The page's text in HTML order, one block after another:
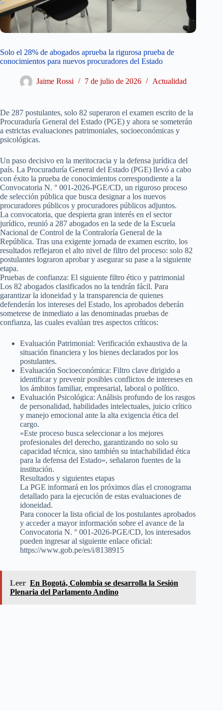
Solo el 28% de abogados aprueba la rigurosa prueba de
conocimientos para nuevos procuradores del Estado
Jaime Rossi 7 de julio de 2026 Actualidad
De 287 postulantes, solo 82 superaron el examen escrito de la
Procuraduría General del Estado (PGE) y ahora se someterán
a estrictas evaluaciones patrimoniales, socioeconómicas y
psicológicas.
Un paso decisivo en la meritocracia y la defensa jurídica del
país. La Procuraduría General del Estado (PGE) llevó a cabo
con éxito la prueba de conocimientos correspondiente a la
Convocatoria N. ° 001-2026-PGE/CD, un riguroso proceso
de selección pública que busca designar a los nuevos
procuradores públicos y procuradores públicos adjuntos.
La convocatoria, que despierta gran interés en el sector
jurídico, reunió a 287 abogados en la sede de la Escuela
Nacional de Control de la Contraloría General de la
República. Tras una exigente jornada de examen escrito, los
resultados reflejaron el alto nivel de filtro del proceso: solo 82
postulantes lograron aprobar y asegurar su pase a la siguiente
etapa.
Pruebas de confianza: El siguiente filtro ético y patrimonial
Los 82 abogados clasificados no la tendrán fácil. Para
garantizar la idoneidad y la transparencia de quienes
defenderán los intereses del Estado, los aprobados deberán
someterse de inmediato a las denominadas pruebas de
confianza, las cuales evalúan tres aspectos críticos:
Evaluación Patrimonial: Verificación exhaustiva de la
situación financiera y los bienes declarados por los
postulantes.
Evaluación Socioeconómica: Filtro clave dirigido a
identificar y prevenir posibles conflictos de intereses en
los ámbitos familiar, empresarial, laboral o político.
Evaluación Psicológica: Análisis profundo de los rasgos
de personalidad, habilidades intelectuales, juicio crítico
y manejo emocional ante la alta exigencia ética del
cargo.
«Este proceso busca seleccionar a los mejores
profesionales del derecho, garantizando no solo su
capacidad técnica, sino también su intachabilidad ética
para la defensa del Estado», señalaron fuentes de la
institución.
Resultados y siguientes etapas
La PGE informará en los próximos días el cronograma
detallado para la ejecución de estas evaluaciones de
idoneidad.
Para conocer la lista oficial de los postulantes aprobados
y acceder a mayor información sobre el avance de la
Convocatoria N. ° 001-2026-PGE/CD, los interesados
pueden ingresar al siguiente enlace oficial:
https://www.gob.pe/es/i/8138915
Leer En Bogotá, Colombia se desarrolla la Sesión
Plenaria del Parlamento Andino